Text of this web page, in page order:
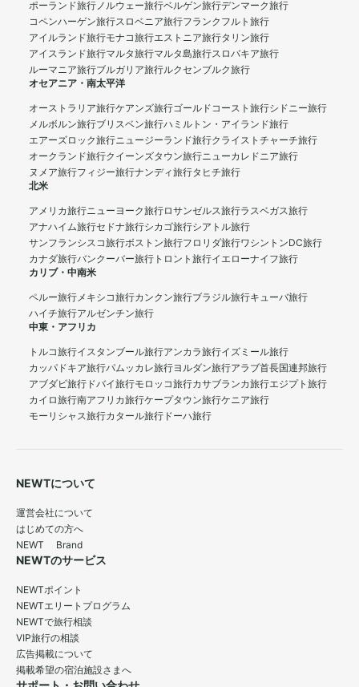
ポーランド旅行ノルウェー旅行ベルゲン旅行デンマーク旅行
コペンハーゲン旅行スロベニア旅行フランクフルト旅行
アイルランド旅行モナコ旅行エストニア旅行タリン旅行
アイスランド旅行マルタ旅行マルタ島旅行スロバキア旅行
ルーマニア旅行ブルガリア旅行ルクセンブルク旅行
オセアニア・南太平洋
オーストラリア旅行ケアンズ旅行ゴールドコースト旅行シドニー旅行
メルボルン旅行ブリスベン旅行ハミルトン・アイランド旅行
エアーズロック旅行ニュージーランド旅行クライストチャーチ旅行
オークランド旅行クイーンズタウン旅行ニューカレドニア旅行
ヌメア旅行フィジー旅行ナンディ旅行タヒチ旅行
北米
アメリカ旅行ニューヨーク旅行ロサンゼルス旅行ラスベガス旅行
アナハイム旅行セドナ旅行シカゴ旅行シアトル旅行
サンフランシスコ旅行ボストン旅行フロリダ旅行ワシントンDC旅行
カナダ旅行バンクーバー旅行 トロント旅行イエローナイフ旅行
カリブ・中南米
ペルー旅行メキシコ旅行カンクン旅行ブラジル旅行キューバ旅行
ハイチ旅行アルゼンチン旅行
中東・アフリカ
トルコ旅行イスタンブール旅行アンカラ旅行イズミール旅行
カッパドキア旅行パムッカレ旅行ヨルダン旅行アラブ首長国連邦旅行
アブダビ旅行 ドバイ旅行モロッコ旅行カサブランカ旅行エジプト旅行
カイロ旅行南アフリカ旅行ケープタウン旅行ケニア旅行
モーリシャス旅行カタール旅行 ドーハ旅行
NEWTについて
運営会社について
はじめての方へ
NEWT Brand
NEWTのサービス
NEWTポイント
NEWTエリートプログラム
NEWTで旅行相談
VIP旅行の相談
広告掲載について
掲載希望の宿泊施設さまへ